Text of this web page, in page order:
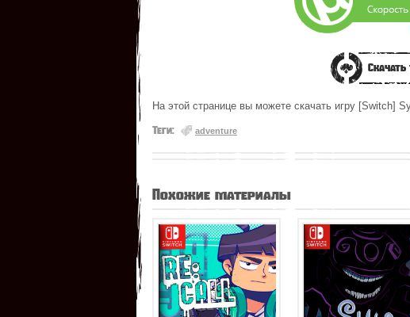
Скачать
На этой странице вы можете скачать игру [Switch]
Теги: adventure
Похожие материалы